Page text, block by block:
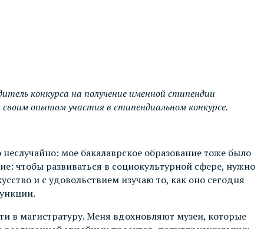
конкурса на получение именной стипендии
опытом участия в стипендиальном конкурсе.
мое бакалаврское образование тоже было
чтобы развиваться в социокультурной сфере, нужно
и с удовольствием изучаю то, как оно сегодня
в магистратуру. Меня вдохновляют музеи, которые